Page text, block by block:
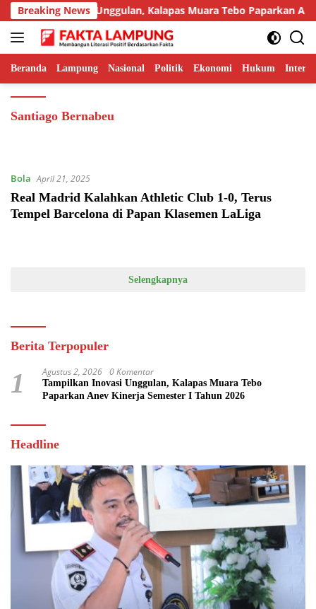
Langsung
ke
konten
Breaking News
Inovasi Unggulan, Kalapas Muara Tebo Paparkan Anev
Beranda Lampung Nasional Politik Ekonomi Hukum
Santiago Bernabeu
Bola April 21, 2025
Real Madrid Kalahkan Athletic Club 1-0, Terus
Tempel Barcelona di Papan Klasemen LaLiga
Selengkapnya
Berita Terpopuler
1 Agustus 2, 2026 0 Komentar
Tampilkan Inovasi Unggulan, Kalapas Muara Tebo
Paparkan Anev Kinerja Semester I Tahun 2026
Headline